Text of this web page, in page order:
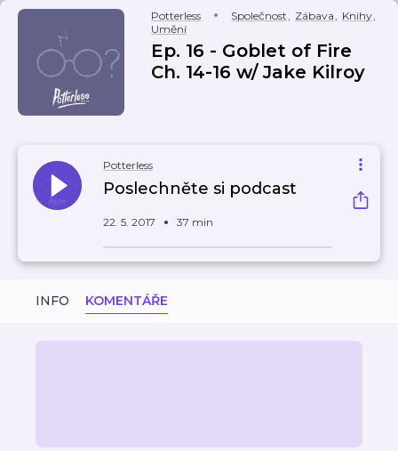
Potterless Společnost, Zábava, Knihy,
Umění
Ep. 16 - Goblet of Fire
Ch. 14-16 w/ Jake Kilroy
Potterless
Poslechněte si podcast
22. 5. 2017 37 min
INFO KOMENTÁŘE